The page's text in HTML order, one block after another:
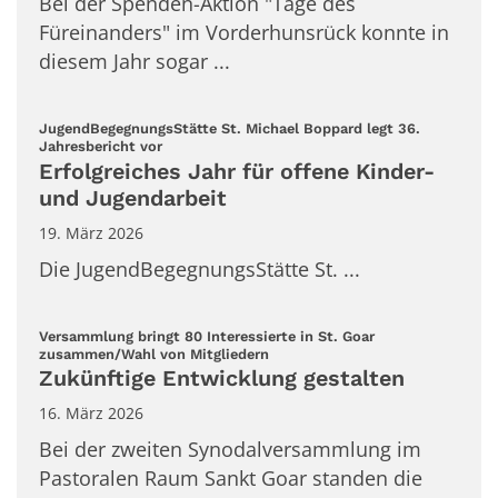
Füreinanders" im Vorderhunsrück konnte in
diesem Jahr sogar ...
JugendBegegnungsStätte St. Michael Boppard legt 36.
Jahresbericht vor
Erfolgreiches Jahr für offene Kinder-
und Jugendarbeit
19. März 2026
Die JugendBegegnungsStätte St. ...
Versammlung bringt 80 Interessierte in St. Goar
zusammen/Wahl von Mitgliedern
Zukünftige Entwicklung gestalten
16. März 2026
Bei der zweiten Synodalversammlung im
Pastoralen Raum Sankt Goar standen die